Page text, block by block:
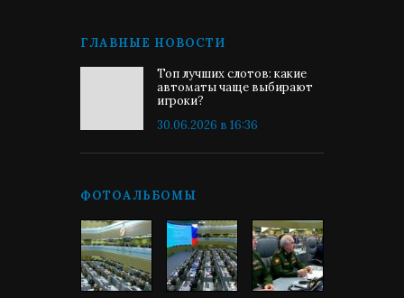
ГЛАВНЫЕ НОВОСТИ
Топ лучших слотов: какие
автоматы чаще выбирают
игроки?
30.06.2026 в 16:36
ФОТОАЛЬБОМЫ